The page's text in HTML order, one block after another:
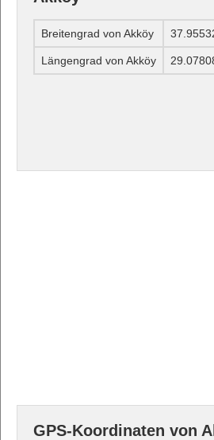
Breitengrad von Akköy
Längengrad von Akköy
GPS-Koordinaten von